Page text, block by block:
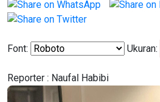
Font: Ukuran:
Reporter : Naufal Habibi